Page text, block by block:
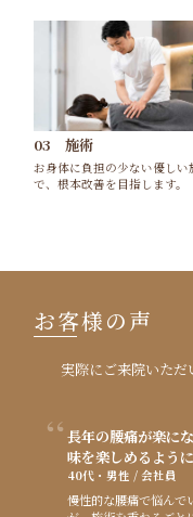
03 施術
お身体に負担の少ない優しい
で、根本改善を目指します。
お客様の声
実際にご来院いただ
長年の腰痛が楽に
味を楽しめるように
40代・男性 / 会社員
慢性的な腰痛で悩んで